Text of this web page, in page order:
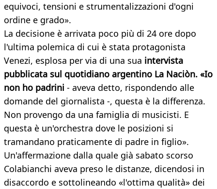
equivoci, tensioni e strumentalizzazioni d'ogni
ordine e grado».
La decisione è arrivata poco più di 24 ore dopo
l'ultima polemica di cui è stata protagonista
Venezi, esplosa per via di una sua intervista
pubblicata sul quotidiano argentino La Naciòn. «Io
non ho padrini - aveva detto, rispondendo alle
domande del giornalista -, questa è la differenza.
Non provengo da una famiglia di musicisti. E
questa è un'orchestra dove le posizioni si
tramandano praticamente di padre in figlio».
Un'affermazione dalla quale già sabato scorso
Colabianchi aveva preso le distanze, dicendosi in
disaccordo e sottolineando «l'ottima qualità» dei